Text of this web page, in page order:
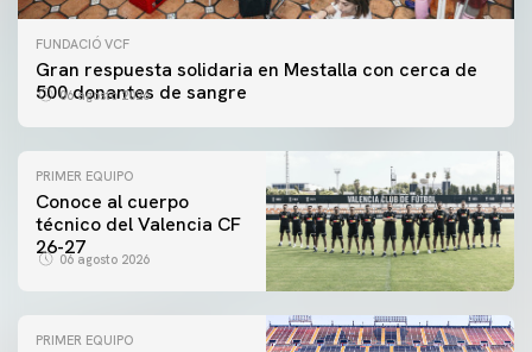
FUNDACIÓ VCF
Gran respuesta solidaria en Mestalla con cerca de
500 donantes de sangre
06 agosto 2026
PRIMER EQUIPO
Conoce al cuerpo
técnico del Valencia CF
26-27
06 agosto 2026
PRIMER EQUIPO